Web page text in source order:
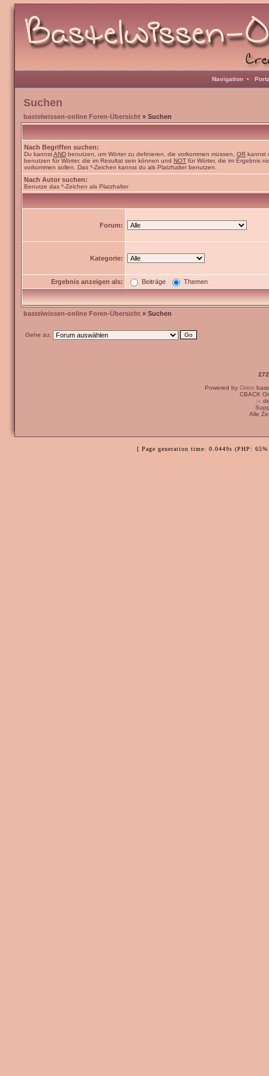
Navigation •
Suchen
bastelwissen-online Foren-Übersicht » Suchen
Nach Begriffen suchen:
Du kannstAND benutzen, um Wörter zu definieren, die vorkommen müssen, OR kannst
benutzen für Wörter, die im Resultat sein können und NOT für Wörter, die im Ergebnis
vorkommen sollen. Das *-Zeichen kannst du als Platzhalter benutzen.
Nach Autor suchen:
Benutze das *-Zeichen als Platzhalter
Forum:
Kategorie:
Ergebnis anzeigen als: Beiträge Themen
bastelwissen-online Foren-Übersicht » Suchen
Gehe zu:
Powered by Orion
CBACK
:-:
Alle
[ Page generation time: 0.0449s (PHP: